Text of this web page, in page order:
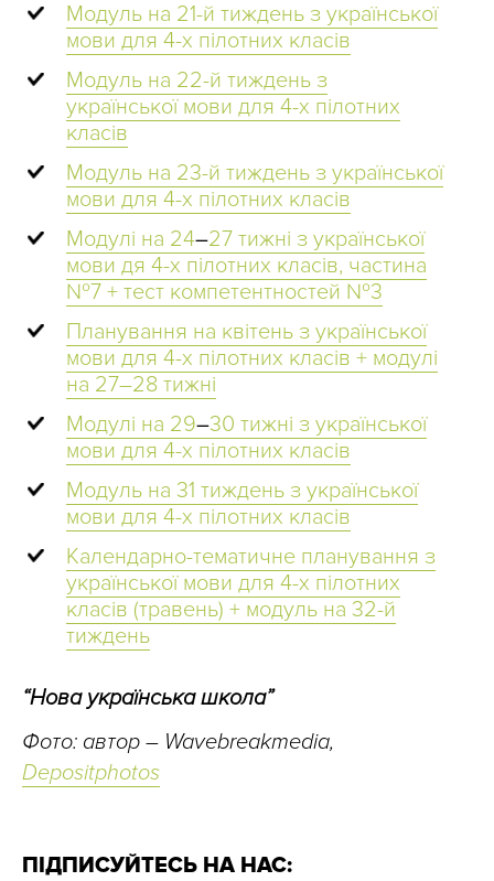
Модуль на 21-й тиждень з української
мови для 4-х пілотних класів
Модуль на 22-й тиждень з
української мови для 4-х пілотних
класів
Модуль на 23-й тиждень з української
мови для 4-х пілотних класів
Модулі на 24–27 тижні з української
мови дя 4-х пілотних класів, частина
№7 + тест компетентностей №3
Планування на квітень з української
мови для 4-х пілотних класів + модулі
на 27–28 тижні
Модулі на 29–30 тижні з української
мови для 4-х пілотних класів
Модуль на 31 тиждень з української
мови для 4-х пілотних класів
Календарно-тематичне планування з
української мови для 4-х пілотних
класів (травень) + модуль на 32-й
тиждень
“Нова українська школа”
Фото: автор – Wavebreakmedia,
Depositphotos
ПІДПИСУЙТЕСЬ НА НАС: